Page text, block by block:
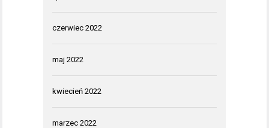
czerwiec 2022
maj 2022
kwiecień 2022
marzec 2022